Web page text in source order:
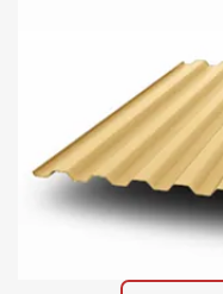
Контакты